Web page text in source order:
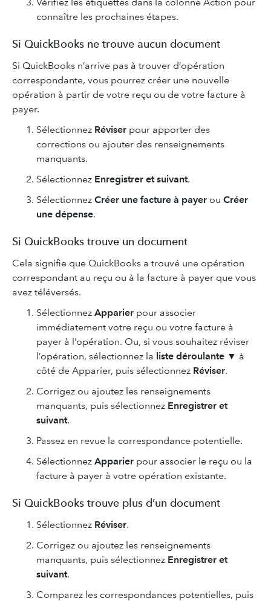
connaître les prochaines étapes.
Si QuickBooks ne trouve aucun document
Si QuickBooks n’arrive pas à trouver d’opération
correspondante, vous pourrez créer une nouvelle
opération à partir de votre reçu ou de votre facture à
payer.
Sélectionnez Réviser pour apporter des
corrections ou ajouter des renseignements
manquants.
Sélectionnez Enregistrer et suivant.
Sélectionnez Créer une facture à payer ou Créer
une dépense.
Si QuickBooks trouve un document
Cela signifie que QuickBooks a trouvé une opération
correspondant au reçu ou à la facture à payer que vous
avez téléversés.
Sélectionnez Apparier pour associer
immédiatement votre reçu ou votre facture à
payer à l’opération. Ou, si vous souhaitez réviser
l’opération, sélectionnez la liste déroulante ▼ à
côté de Apparier, puis sélectionnez Réviser.
Corrigez ou ajoutez les renseignements
manquants, puis sélectionnez Enregistrer et
suivant.
Passez en revue la correspondance potentielle.
Sélectionnez Apparier pour associer le reçu ou la
facture à payer à votre opération existante.
Si QuickBooks trouve plus d’un document
Sélectionnez Réviser.
Corrigez ou ajoutez les renseignements
manquants, puis sélectionnez Enregistrer et
suivant.
Comparez les correspondances potentielles, puis